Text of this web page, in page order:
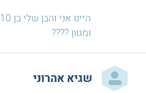
ומגוון ????
שגיא אהרוני